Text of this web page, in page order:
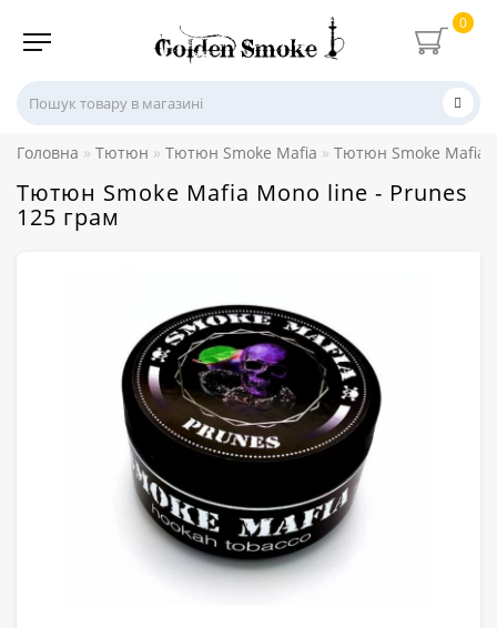
0
Головна Тютюн Тютюн Smoke Mafia Тютюн Smoke Mafia
Тютюн Smoke Mafia Mono line - Prunes
125 грам